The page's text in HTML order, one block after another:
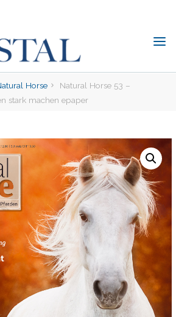
Horse
Natural Horse 53 –
stark machen epaper